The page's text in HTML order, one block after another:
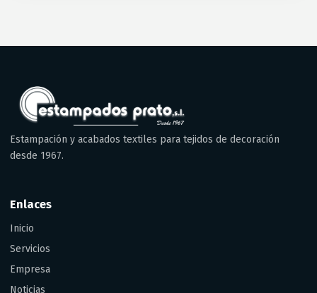
Estampación y acabados textiles para tejidos de decoración
desde 1967.
Enlaces
Inicio
Servicios
Empresa
Noticias